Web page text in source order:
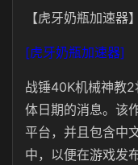
【虎牙奶瓶加速器
[虎牙奶瓶加速器]
战锤40K机械神教
体日期的消息。该
平台，并且包含中
中，以便在游戏发